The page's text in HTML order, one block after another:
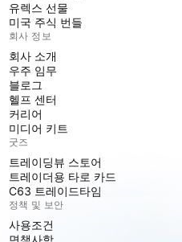
유렉스 선물
미국 주식 번들
회사 정보
회사 소개
우주 임무
블로그
헬프 센터
커리어
미디어 키트
굿즈
트레이딩뷰 스토어
트레이더용 타로 카드
C63 트레이드타임
정책 및 보안
사용조건
면책사항